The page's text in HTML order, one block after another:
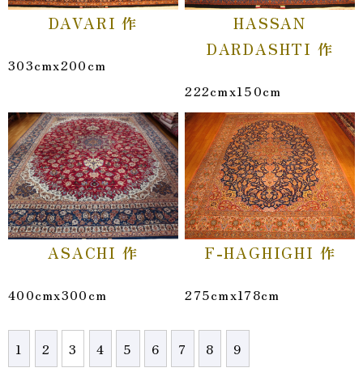
DAVARI 作
303cmx200cm
HASSAN
DARDASHTI 作
222cmx150cm
ASACHI 作
400cmx300cm
F-HAGHIGHI 作
275cmx178cm
1 2 3 4 5 6 7 8 9